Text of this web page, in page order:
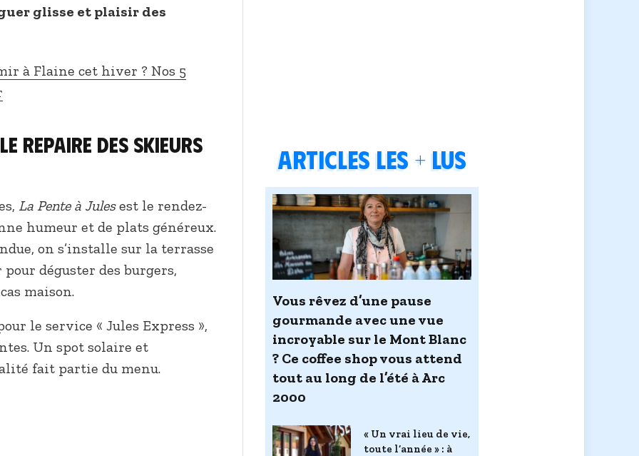
glisse et plaisir des
à Flaine cet hiver ? Nos 5
repaire des skieurs
La Pente à Julesest le rendez-
humeur et de plats généreux.
on s’installe sur la terrasse
déguster des burgers,
maison.
le service « Jules Express »,
Un spot solaire et
fait partie du menu.
Articles les + lus
Vous rêvez d’une pause
gourmande avec une vue
incroyable sur le Mont Blanc
? Ce coffee shop vous attend
tout au long de l’été à Arc
2000
« Un vrai lieu de vie,
toute l’année » : à